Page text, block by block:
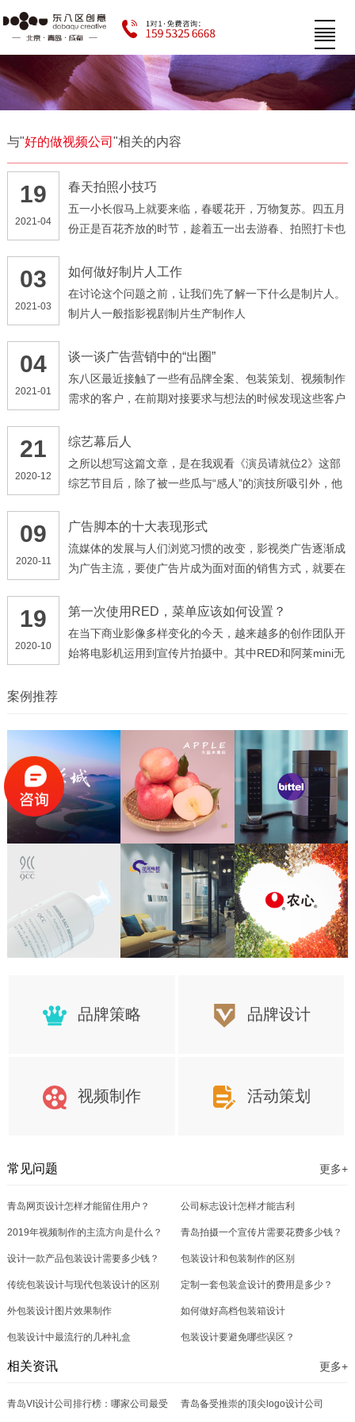
与"好的做视频公司 "相关的内容
19
2021-04
春天拍照小技巧
五一小长假马上就要来临，春暖花开，万物复苏。四五月
份正是百花齐放的时节，趁着五一出去游春、拍照打卡也
03
2021-03
如何做好制片人工作
在讨论这个问题之前，让我们先了解一下什么是制片人。
制片人一般指影视剧制片生产制作人
04
2021-01
谈一谈广告营销中的“出圈”
东八区最近接触了一些有品牌全案、包装策划、视频制作
需求的客户，在前期对接要求与想法的时候发现这些客户
我是做什么产品，我有什么需求，我面向的是什么群体，
我的产品、广告一定要“出圈”。时代在进步，甲方爸爸的
需求由“高端、大气、上档次”演变为了“出圈”，那么何
输出，企业想要给受众传达的信息，忽略了受众的想法，
此种营销思路更加偏表面化、形象化
21
2020-12
综艺幕后人
之所以想写这篇文章，是在我观看《演员请就位2》这部
综艺节目后，除了被一些瓜与“感人”的演技所吸引外，他
艺节目，最引人关注的一点，就是他们的影视化部分，多
位导演通过选拔自己心仪的演员，来拍摄各种经典影视类
片段，以及自创的剧情
09
2020-11
广告脚本的十大表现形式
流媒体的发展与人们浏览习惯的改变，影视类广告逐渐成
为广告主流，要使广告片成为面对面的销售方式，就要在
达广告讯息，一般来讲有下列几种主要形式： ( 1 )故事
式。用讲故事形式来表达商品与受众的关系，使受众产生
共鸣
19
2020-10
第一次使用RED，菜单应该如何设置？
在当下商业影像多样变化的今天，越来越多的创作团队开
始将电影机运用到宣传片拍摄中。其中RED和阿莱mini无
案例推荐
品牌策略 品牌设计
视频制作 活动策划
常见问题 更多+
青岛网页设计怎样才能留住用户？ 公司标志设计怎样才能吉利
2019年视频制作的主流方向是什么？ 青岛拍摄一个宣传片需要花费多少钱？
设计一款产品包装设计需要多少钱？ 包装设计和包装制作的区别
传统包装设计与现代包装设计的区别 定制一套包装盒设计的费用是多少？
外包装设计图片效果制作 如何做好高档包装箱设计
包装设计中最流行的几种礼盒 包装设计要避免哪些误区？
相关资讯 更多+
青岛VI设计公司排行榜：哪家公司最受 青岛备受推崇的顶尖logo设计公司